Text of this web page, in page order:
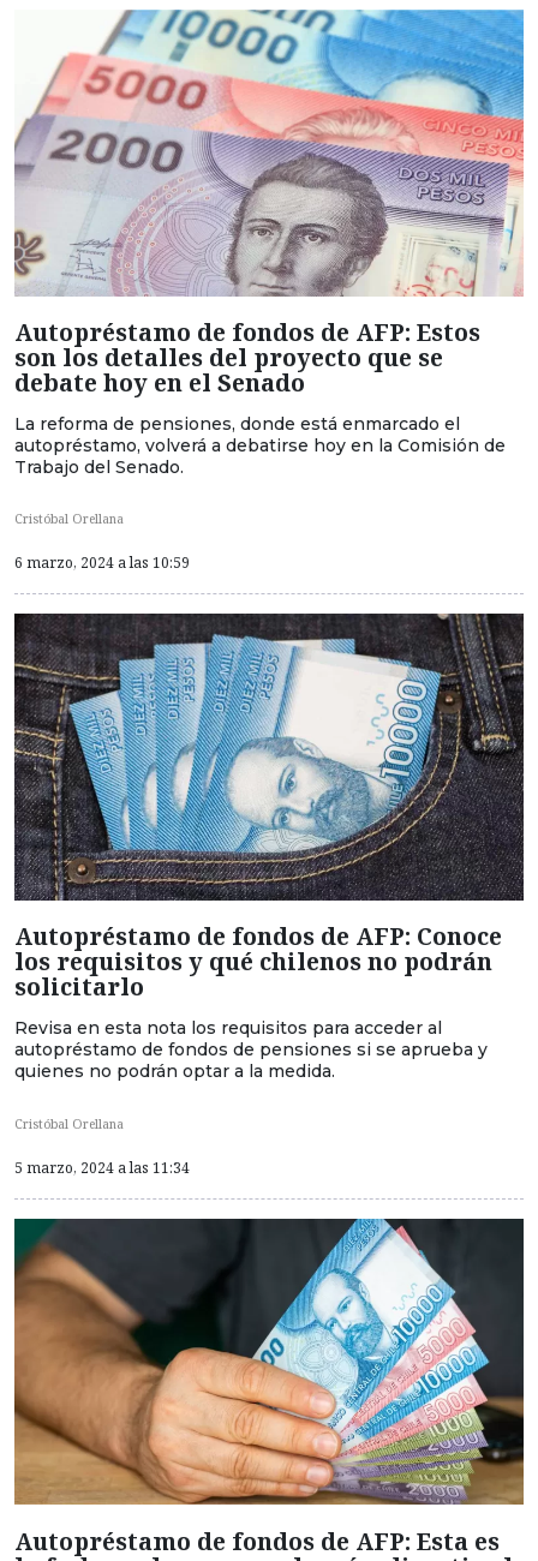
Autopréstamo de fondos de AFP: Estos
son los detalles del proyecto que se
debate hoy en el Senado
La reforma de pensiones, donde está enmarcado el
autopréstamo, volverá a debatirse hoy en la Comisión de
Trabajo del Senado.
Cristóbal Orellana
6 marzo, 2024 a las 10:59
Autopréstamo de fondos de AFP: Conoce
los requisitos y qué chilenos no podrán
solicitarlo
Revisa en esta nota los requisitos para acceder al
autopréstamo de fondos de pensiones si se aprueba y
quienes no podrán optar a la medida.
Cristóbal Orellana
5 marzo, 2024 a las 11:34
Autopréstamo de fondos de AFP: Esta es